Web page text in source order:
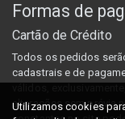
Formas de
Cartão de Crédito
Todos os pedidos
cadastrais e de
alterações sem prévia
Utilizamos cookies